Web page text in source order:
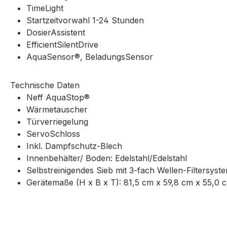
TimeLight
Startzeitvorwahl 1-24 Stunden
DosierAssistent
EfficientSilentDrive
AquaSensor®, BeladungsSensor
Technische Daten
Neff AquaStop®
Wärmetauscher
Türverriegelung
ServoSchloss
Inkl. Dampfschutz-Blech
Innenbehälter/ Boden: Edelstahl/Edelstahl
Selbstreinigendes Sieb mit 3-fach Wellen-
Gerätemaße (H x B x T): 81,5 cm x 59,8 cm x 55,0